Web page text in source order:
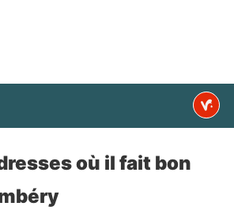
où il fait bon